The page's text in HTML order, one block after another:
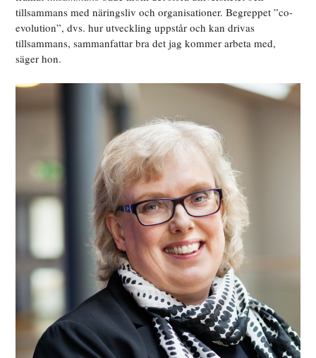
tillsammans med näringsliv och organisationer. Begreppet ”co-
evolution”, dvs. hur utveckling uppstår och kan drivas
tillsammans, sammanfattar bra det jag kommer arbeta med,
säger hon.